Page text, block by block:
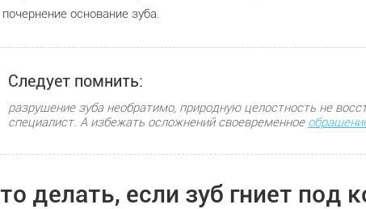
почернение основание зуба.
Следует помнить:
разрушение зуба необратимо, природную целостность не
специалист. А избежать осложнений своевременное
делать, если зуб гниет под